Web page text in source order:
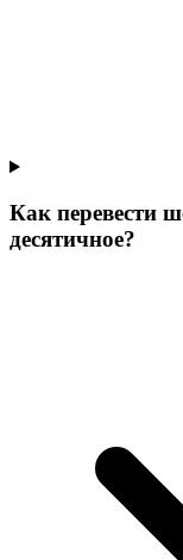
Как перевести
десятичное?